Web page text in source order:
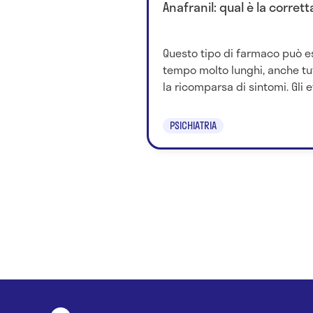
Anafranil: qual è la
Questo tipo di farmaco può
tempo molto lunghi, anche
la ricomparsa di sintomi. Gli
PSICHIATRIA